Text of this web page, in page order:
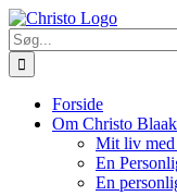
Skip
to
content
Søg
efter:
Forside
Om Christo Blaak
Mit liv
En
En